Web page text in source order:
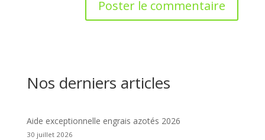
Nos derniers articles
Aide exceptionnelle engrais azotés 2026
30 juillet 2026